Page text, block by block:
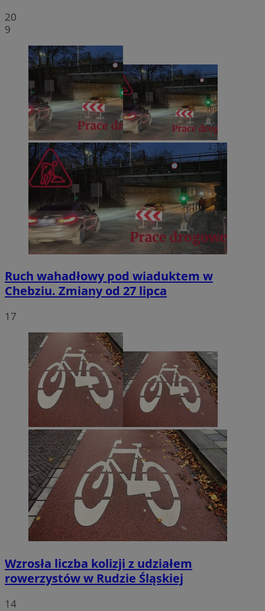
20
9
Ruch wahadłowy pod wiaduktem w
Chebziu. Zmiany od 27 lipca
17
Wzrosła liczba kolizji z udziałem
rowerzystów w Rudzie Śląskiej
14